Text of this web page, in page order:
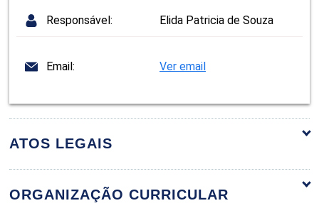
Responsável: Elida Patricia de Souza
Email: Ver email
ATOS LEGAIS
ORGANIZAÇÃO CURRICULAR